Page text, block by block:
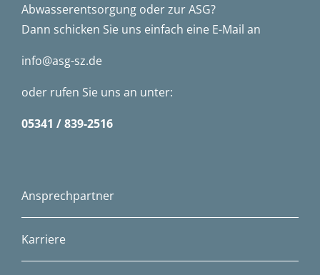
Abwasserentsorgung oder zur ASG?
Dann schicken Sie uns einfach eine E-Mail an
info@asg-sz.de
oder rufen Sie uns an unter:
05341 / 839-2516
Ansprechpartner
Karriere